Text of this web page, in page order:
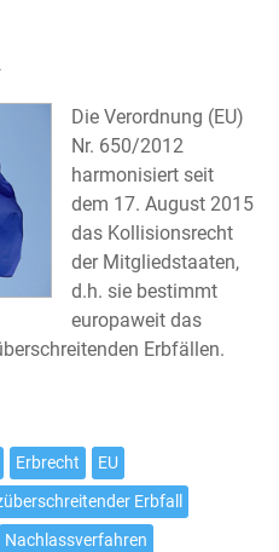
Die Verordnung (EU)
Nr. 650/2012
harmonisiert seit
dem 17. August 2015
das Kollisionsrecht
der Mitgliedstaaten,
d.h. sie bestimmt
europaweit das
Erbfällen.
Erbrecht
EU
Erbfall
Nachlassverfahren